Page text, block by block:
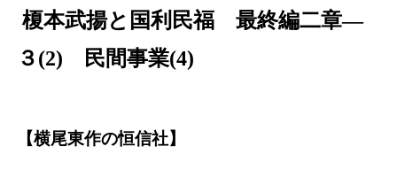
榎本武揚と国利民福 最終編二章―
３(2) 民間事業(4)
【横尾東作の恒信社】